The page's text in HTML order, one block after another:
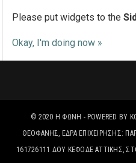
Please put widgets to the
Okay, I'm doing now »
© 2020 Η ΦΩΝΉ - POWERED BY
ΘΕΟΦΑΝΗΣ, ΈΔΡΑ ΕΠΙΧΕΙΡΗΣΗΣ:
161726111 ΔΟΥ ΚΕΦΟΔΕ ΑΤΤΙΚΗΣ,